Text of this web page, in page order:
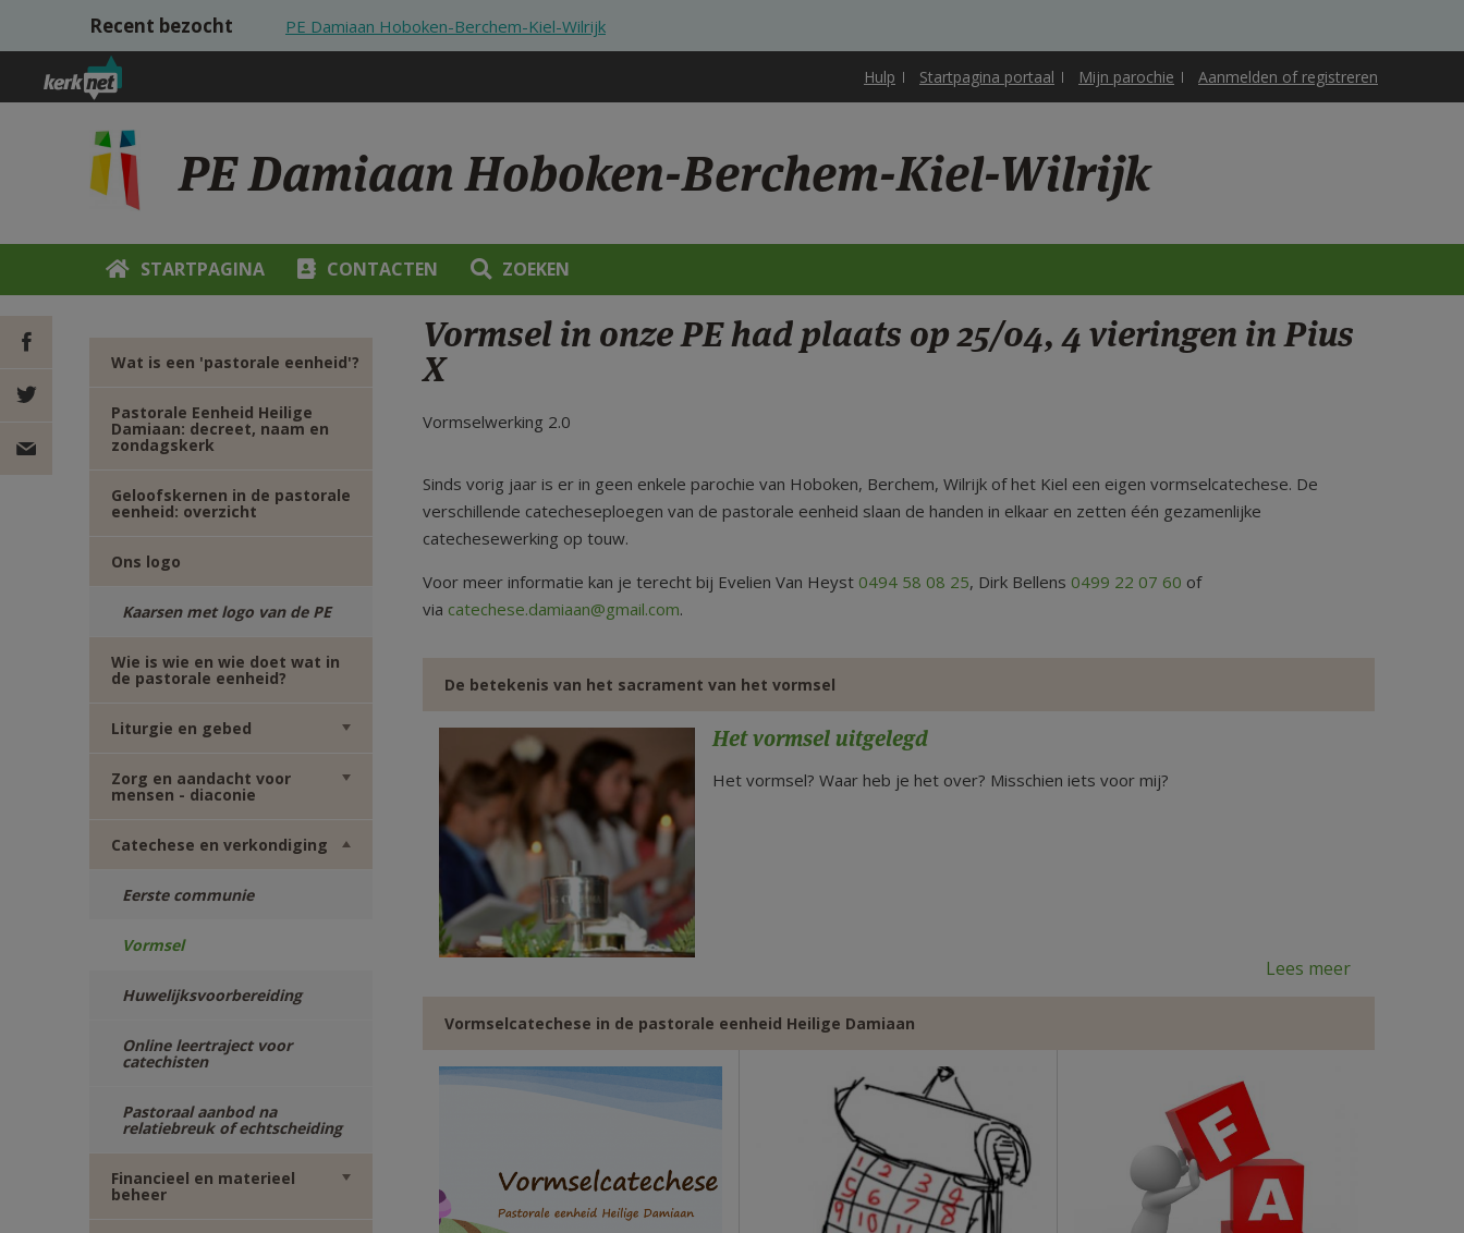
Overslaan en naar de inhoud gaan
Recent bezocht PE Damiaan Hoboken-Berchem-Kiel-Wilrijk
Hulp Startpagina portaal Mijn parochie Aanmelden of registreren
PE Damiaan Hoboken-Berchem-Kiel-Wilrijk
STARTPAGINA CONTACTEN ZOEKEN
DEEL OP
FACEBOOK
DEEL OP
Wat is een 'pastorale eenheid'?
Pastorale Eenheid Heilige
Damiaan: decreet, naam en
zondagskerk
Geloofskernen in de pastorale
eenheid: overzicht
Ons logo
Kaarsen met logo van de PE
Wie is wie en wie doet wat in
de pastorale eenheid?
Liturgie en gebed
Zorg en aandacht voor
mensen - diaconie
Catechese en verkondiging
Eerste communie
Vormsel
Huwelijksvoorbereiding
Online leertraject voor
catechisten
Pastoraal aanbod na
relatiebreuk of echtscheiding
Financieel en materieel
beheer
Vormsel in onze PE had plaats op 25/04, 4 vieringen in Pius
X
Vormselwerking 2.0
Sinds vorig jaar is er in geen enkele parochie van Hoboken, Berchem, Wilrijk of het Kiel een eigen vormselcatechese. De
verschillende catecheseploegen van de pastorale eenheid slaan de handen in elkaar en zetten één gezamenlijke
catechesewerking op touw.
Voor meer informatie kan je terecht bij Evelien Van Heyst 0494 58 08 25, Dirk Bellens 0499 22 07 60 of
via catechese.damiaan@gmail.com.
De betekenis van het sacrament van het vormsel
Het vormsel uitgelegd
Het vormsel? Waar heb je het over? Misschien iets voor mij?
Lees meer
Vormselcatechese in de pastorale eenheid Heilige Damiaan